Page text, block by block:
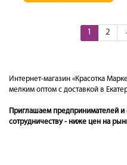
1 2
Интернет-магазин «Красотка
мелким оптом с доставкой в
Приглашаем предпринимателей и
сотрудничеству - ниже цен на